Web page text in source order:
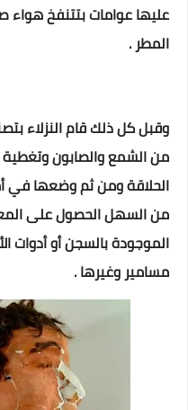
عليها عوامات بتتنفخ هواء
المطر .
وقبل كل ذلك قام النزلاء
من الشمع والصابون
الحلاقة ومن ثم وضعها في
من السهل الحصول على
الموجودة بالسجن أو أدوات
مسامير وغيرها .